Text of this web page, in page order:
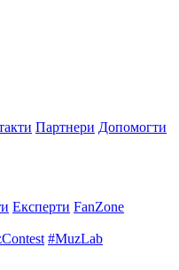
Партнери Допомогти
Експерти FanZone
#MuzLab